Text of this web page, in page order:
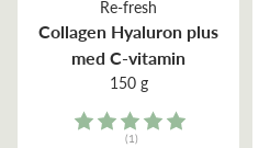
Re-fresh
Collagen Hyaluron plus
med C-vitamin
150 g
Rating:
(1)